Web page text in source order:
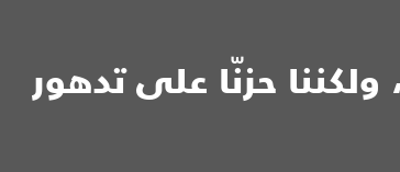
حزنّا على تدهور